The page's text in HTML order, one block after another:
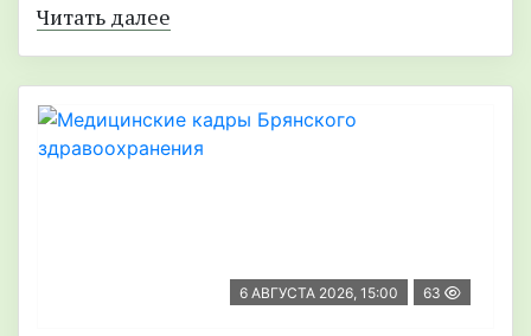
Читать далее
6 АВГУСТА 2026, 15:00 63